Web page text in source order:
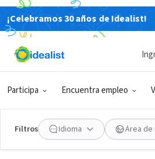
¡Celebramos 30 años de Idealist!
Participa Encuentra empleo
Filtros Idioma Área
ORGANIZACIÓN SIN FIN DE
Eloisa Cartonera -
coopérative
Capital Federal, C, Argentina|
Acerca de